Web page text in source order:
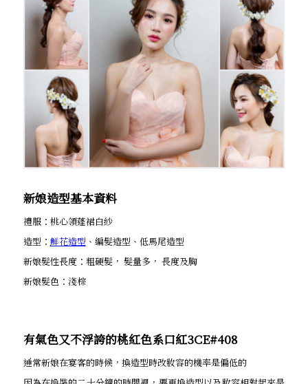
新娘造型基本資料
禮服：桃心領蓬裙白紗
造型： 鮮花造型 、編髮造型、低馬尾造型
新娘髮性長度：粗硬髮， 髮量多， 長度及胸
新娘髮色：淺棕
有氣色又不浮誇的桃紅色系口紅3CE#408
通常新娘在宴客的時候，換造型時改妝容的機率是偏低的